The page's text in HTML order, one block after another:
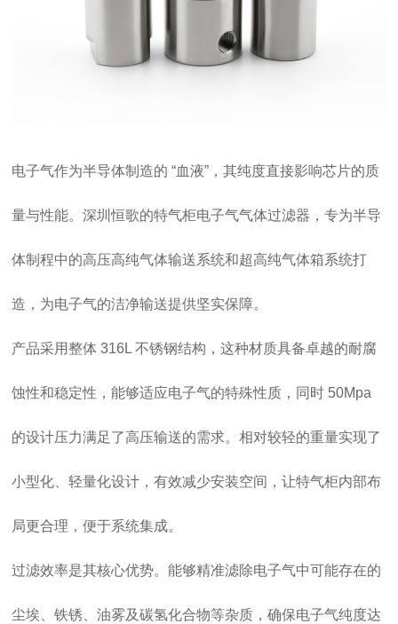
电子气作为半导体制造的 “血液”，其纯度直接影响芯片的质
量与性能。深圳恒歌的特气柜电子气气体过滤器，专为半导
体制程中的高压高纯气体输送系统和超高纯气体箱系统打
造，为电子气的洁净输送提供坚实保障。
产品采用整体 316L 不锈钢结构，这种材质具备卓越的耐腐
蚀性和稳定性，能够适应电子气的特殊性质，同时 50Mpa
的设计压力满足了高压输送的需求。相对较轻的重量实现了
小型化、轻量化设计，有效减少安装空间，让特气柜内部布
局更合理，便于系统集成。
过滤效率是其核心优势。能够精准滤除电子气中可能存在的
尘埃、铁锈、油雾及碳氢化合物等杂质，确保电子气纯度达